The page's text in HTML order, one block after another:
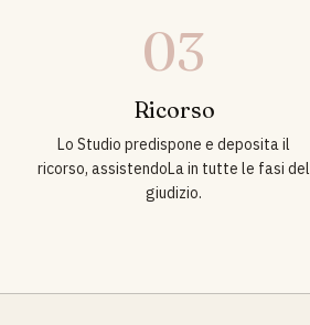
03
Ricorso
Lo Studio predispone e deposita il
ricorso, assistendoLa in tutte le fasi del
giudizio.